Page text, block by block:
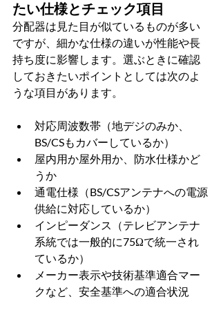
たい仕様とチェック項目
分配器は見た目が似ているものが多い
ですが、細かな仕様の違いが性能や長
持ち度に影響します。選ぶときに確認
しておきたいポイントとしては次のよ
うな項目があります。
対応周波数帯（地デジのみか、
BS/CSもカバーしているか）
屋内用か屋外用か、防水仕様かど
うか
通電仕様（BS/CSアンテナへの電源
供給に対応しているか）
インピーダンス（テレビアンテナ
系統では一般的に75Ωで統一され
ているか）
メーカー表示や技術基準適合マー
クなど、安全基準への適合状況